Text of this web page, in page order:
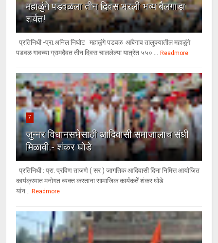
महाळुंगे पडवळला तीन दिवस भरली भव्य बैलगाडा
शर्यत!
प्रतिनिधी -प्रा.अनिल निघोट महाळुंगे पडवळ आंबेगाव तालुक्यातील महाळुंगे
पडवळ गावच्या ग्रामदैवत तीन दिवस चाललेल्या यात्रेत ५५० ... Readmore
7
जुन्नर विधानसभेसाठी आदिवासी समाजालाच संधी
मिळावी.- शंकर घोडे
प्रतिनिधी : प्रा. प्रविण ताजणे ( सर ) जागतिक आदिवासी दिना निमित्त आयोजित
कार्यक्रमात मनोगत व्यक्त करताना सामाजिक कार्यकर्ते शंकर घोडे
यांन... Readmore